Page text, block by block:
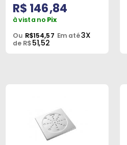
R$ 146,84
à vista no Pix
Ou R$154,57 Em até3X
de R$51,52